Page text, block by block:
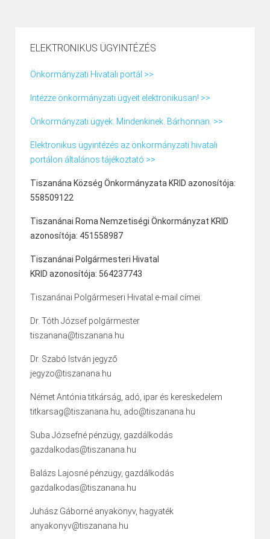
ELEKTRONIKUS ÜGYINTÉZÉS
Önkormányzati Hivatali portál >>
Intézze önkormányzati ügyeit elektronikusan! >>
Önkormányzati ügyek. Mindenkinek. Bárhonnan. >>
Elektronikus ügyintézés az önkormányzati hivatali
portálon általános tájékoztató >>
Tiszanána Község Önkormányzata KRID azonosítója:
558509122
Tiszanánai Roma Nemzetiségi Önkormányzat KRID
azonosítója: 451558987
Tiszanánai Polgármesteri Hivatal
KRID azonosítója: 564237743
Tiszanánai Polgármeseri Hivatal e-mail címei:
Dr. Tóth József polgármester
tiszanana@tiszanana.hu
Dr. Szabó István jegyző
jegyzo@tiszanana.hu
Német Antónia titkárság, adó, ipar és kereskedelem
titkarsag@tiszanana.hu, ado@tiszanana.hu
Suba Józsefné pénzügy, gazdálkodás
gazdalkodas@tiszanana.hu
Balázs Lajosné pénzügy, gazdálkodás
gazdalkodas@tiszanana.hu
Juhász Gáborné anyakönyv, hagyaték
anyakonyv@tiszanana.hu